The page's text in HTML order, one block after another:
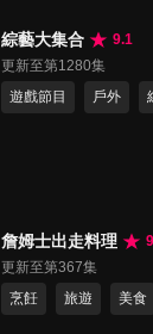
綜藝大集合
9.1
更新至第1280集
遊戲節目
戶外
詹姆士出走料理
9
更新至第367集
烹飪
旅遊 美食